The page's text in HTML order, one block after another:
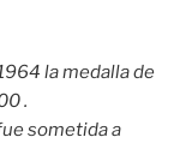
la medalla de
.
sometida a